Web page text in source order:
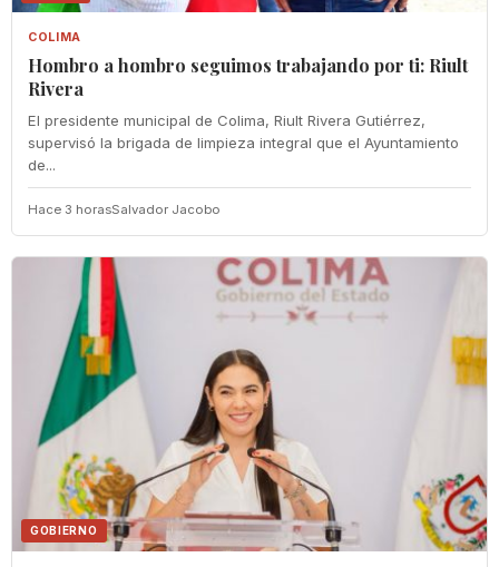
COLIMA
Hombro a hombro seguimos trabajando por ti: Riult
Rivera
El presidente municipal de Colima, Riult Rivera Gutiérrez,
supervisó la brigada de limpieza integral que el Ayuntamiento
de...
Hace 3 horasSalvador Jacobo
GOBIERNO